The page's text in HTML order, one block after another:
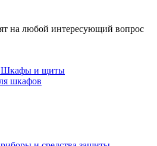
на любой интересующий вопрос
Шкафы и щиты
шкафов